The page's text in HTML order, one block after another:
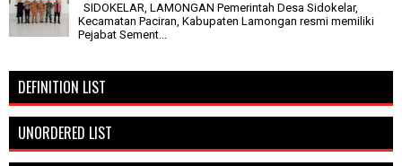
SIDOKELAR, LAMONGAN Pemerintah Desa Sidokelar,
Kecamatan Paciran, Kabupaten Lamongan resmi memiliki
Pejabat Sement...
DEFINITION LIST
UNORDERED LIST